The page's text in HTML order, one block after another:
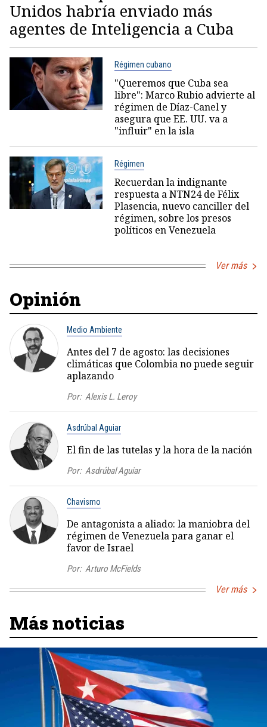
Unidos habría enviado más
agentes de Inteligencia a Cuba
Régimen cubano
"Queremos que Cuba sea
libre": Marco Rubio advierte al
régimen de Díaz-Canel y
asegura que EE. UU. va a
"influir" en la isla
Régimen
Recuerdan la indignante
respuesta a NTN24 de Félix
Plasencia, nuevo canciller del
régimen, sobre los presos
políticos en Venezuela
Ver más
Opinión
Medio Ambiente
Antes del 7 de agosto: las decisiones
climáticas que Colombia no puede seguir
aplazando
Por: Alexis L. Leroy
Asdrúbal Aguiar
El fin de las tutelas y la hora de la nación
Por: Asdrúbal Aguiar
Chavismo
De antagonista a aliado: la maniobra del
régimen de Venezuela para ganar el
favor de Israel
Por: Arturo McFields
Ver más
Más noticias